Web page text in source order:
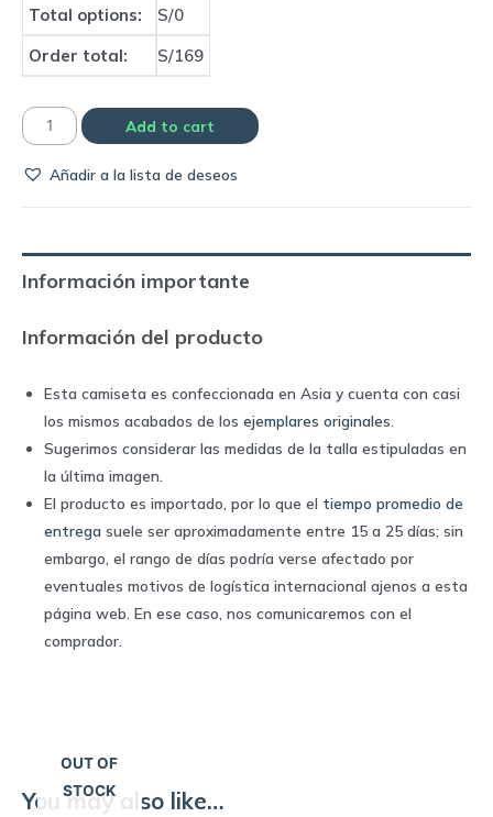
Total options:
S/0
Order total:
S/169
Camiseta
1983
Umbro
quantity
Add to cart
Añadir a la lista de deseos
Información importante
Información del producto
Esta camiseta es confeccionada en Asia y cuenta con casi
los mismos acabados de los ejemplares originales.
Sugerimos considerar las medidas de la talla estipuladas en
la última imagen.
El producto es importado, por lo que el tiempo promedio de
entrega suele ser aproximadamente entre 15 a 25 días; sin
embargo, el rango de días podría verse afectado por
eventuales motivos de logística internacional ajenos a esta
página web. En ese caso, nos comunicaremos con el
comprador.
You may also like…
OUT OF
STOCK